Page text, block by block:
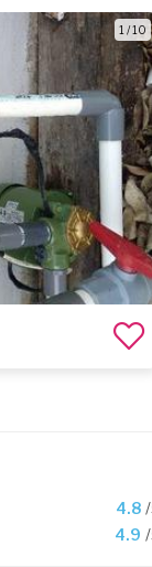
1 / 10
4.8
4.9